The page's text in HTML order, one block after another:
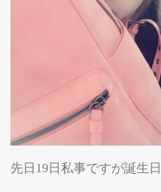
先日19日私事ですが誕生